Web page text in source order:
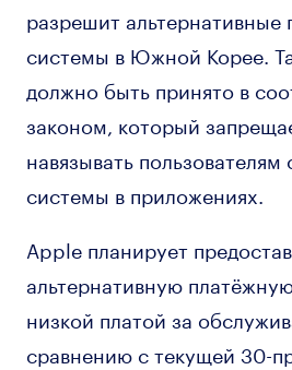
разрешит альтернативные
системы в Южной Корее.
должно быть принято в
законом, который
навязывать
системы в приложениях.
Apple планирует
альтернативную
низкой платой за
сравнению с текущей 30-